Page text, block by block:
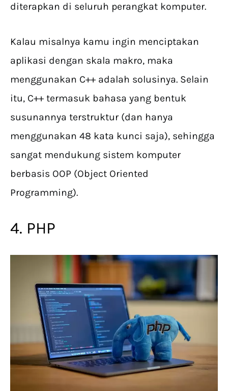
diterapkan di seluruh perangkat komputer.
Kalau misalnya kamu ingin menciptakan
aplikasi dengan skala makro, maka
menggunakan C++ adalah solusinya. Selain
itu, C++ termasuk bahasa yang bentuk
susunannya terstruktur (dan hanya
menggunakan 48 kata kunci saja), sehingga
sangat mendukung sistem komputer
berbasis OOP (Object Oriented
Programming).
4. PHP